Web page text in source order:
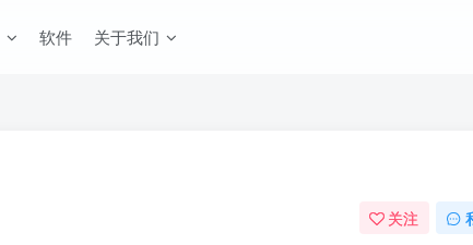
软件 关于我们
关注